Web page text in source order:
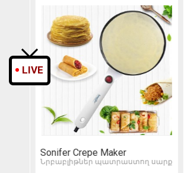
Sonifer Crepe Maker
Նրբաբլիթներ պատրաստող սարք
LIVE